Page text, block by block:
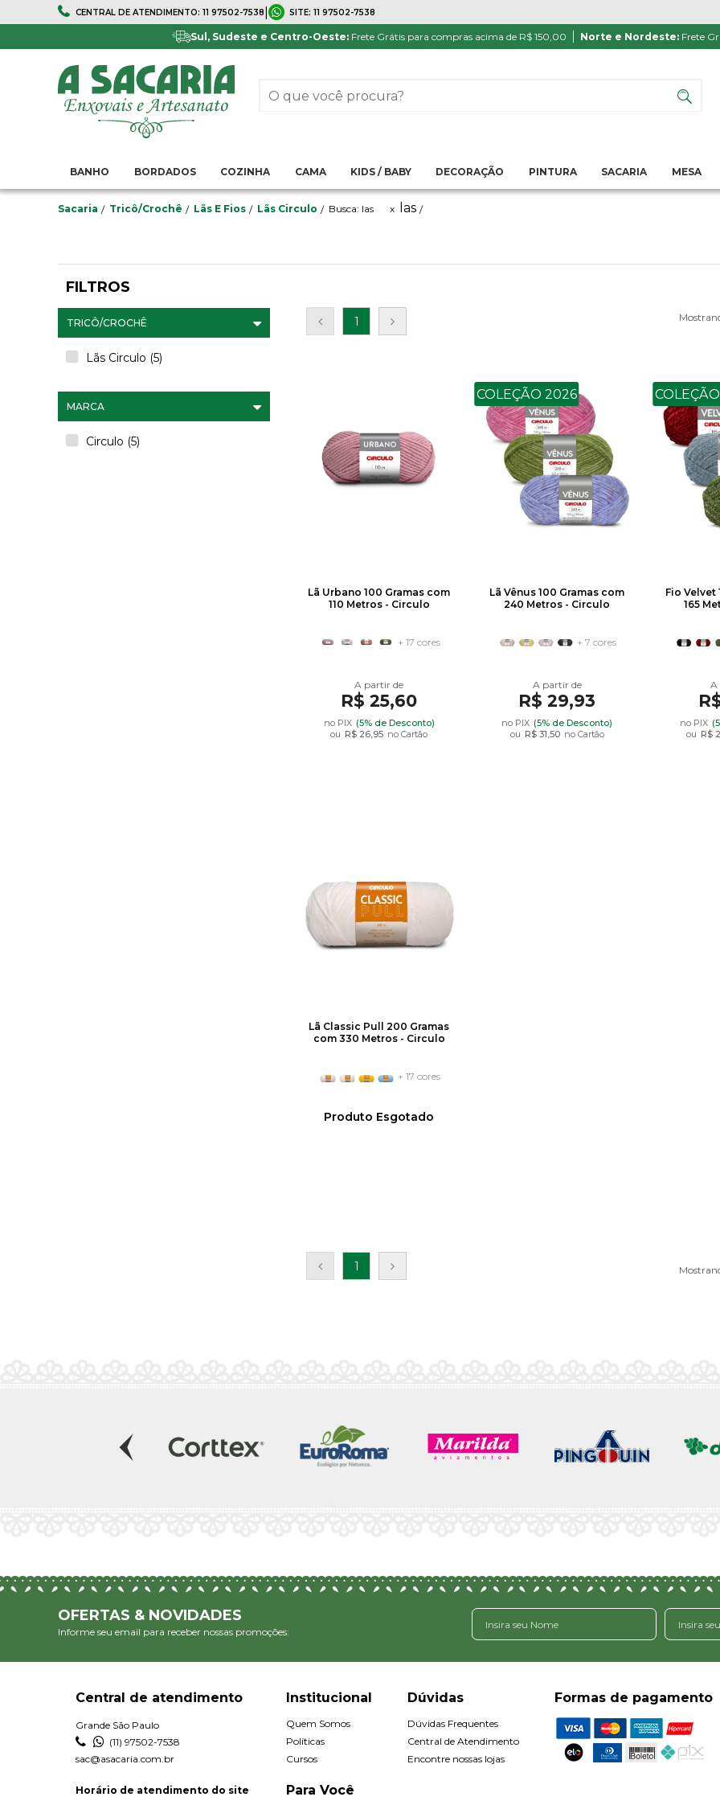
CENTRAL DE ATENDIMENTO: 11 97502-7538 SITE: 11 97502-7538
Sul, Sudeste e Centro-Oeste:Frete Grátis para compras acima de R$ 150,00 Norte e Nordeste:Frete
BANHO BORDADOS COZINHA CAMA KIDS / BABY DECORAÇÃO PINTURA SACARIA MESA
FRETE GRÁTIS 5% DE DESCONTO
Pagamentos via boleto ou PIX Parcela mínima R$ 20,00 Satisfação
Sacaria Tricô/Crochê Lãs E Fios Lãs Circulo Busca: las x las
FILTROS
MARCA
Circulo (5)
TRICÔ/CROCHÊ
Lãs Circulo (5)
1
Lã Urbano 100 Gramas com
110 Metros - Circulo
+ 17 cores
R$ 25,60
no PIX (5% de Desconto)
ou R$ 26,95 no Cartão
COLEÇÃO 2026
Lã Vênus 100 Gramas com
240 Metros - Circulo
+ 7 cores
R$ 29,93
no PIX (5% de Desconto)
ou R$ 31,50 no Cartão
Fio Velvet
165
no PIX
ou R$
Lã Classic Pull 200 Gramas
com 330 Metros - Circulo
+ 17 cores
Produto Esgotado
1
OFERTAS & NOVIDADES
Informe seu email para receber nossas promoções:
Central de atendimento
Grande São Paulo
(11) 97502-7538
sac@asacaria.com.br
Horário de atendimento do site
Institucional
Quem Somos
Políticas
Cursos
Para Você
Dúvidas
Dúvidas Frequentes
Central de Atendimento
Encontre nossas lojas
Formas de pagamento